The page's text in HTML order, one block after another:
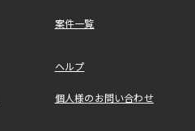
案件一覧
ヘルプ
個人様のお問い合わせ